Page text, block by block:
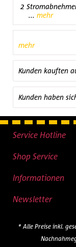
2
... mehr
mehr
Kunden kauften
Kunden haben
Service Hotline
Shop Service
Informationen
Newsletter
* Alle Preise inkl.